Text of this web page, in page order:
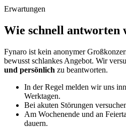
Erwartungen
Wie schnell antworten
Fynaro ist kein anonymer
bewusst schlankes Angebot. Wir
und persönlich zu beantworten.
In der Regel melden wir uns
Werktagen.
Bei akuten Störungen
Am Wochenende und an
dauern.